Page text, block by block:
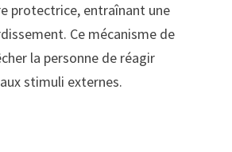
protectrice, entraînant une
Ce mécanisme de
la personne de réagir
stimuli externes.